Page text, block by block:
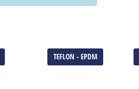
TEFLON - EPDM